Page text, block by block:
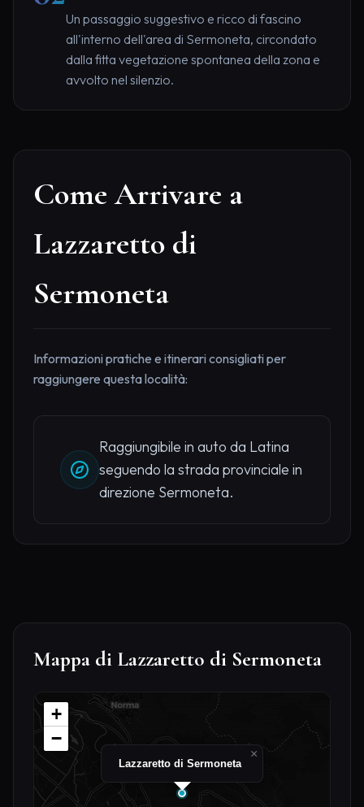
Un passaggio suggestivo e ricco di fascino
all'interno dell'area di Sermoneta, circondato
dalla fitta vegetazione spontanea della zona e
avvolto nel silenzio.
Come Arrivare a
Lazzaretto di
Sermoneta
Informazioni pratiche e itinerari consigliati per
raggiungere questa località:
Raggiungibile in auto da Latina
seguendo la strada provinciale in
direzione Sermoneta.
Mappa di Lazzaretto di Sermoneta
Lazzaretto di Sermoneta
×
+
−